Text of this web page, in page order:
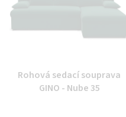
Rohová sedací souprava
GINO - Nube 35